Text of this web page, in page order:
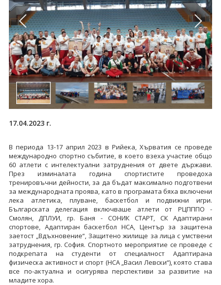
17.04.2023 г.
В периода 13-17 април 2023 в Рийека, Хърватия се проведе
международно спортно събитие, в което взеха участие общо
60 атлети с интелектуални затруднения от двете държави.
През изминалата година спортистите проведоха
тренировъчни дейности, за да бъдат максимално подготвени
за международната проява, като в програмата бяха включени
лека атлетика, плуване, баскетбол и подвижни игри.
Българската делегация включваше атлети от РЦПППО -
Смолян, ДПЛУИ, гр. Баня - СОНИК СТАРТ, СК Адаптирани
спортове, Адаптиран баскетбол НСА, Център за защитена
заетост „Вдъхновение“, Защитено жилище за лица с умствени
затруднения, гр. София. Спортното мероприятие се проведе с
подкрепата на студенти от специалност Адаптирана
физическа активност и спорт (НСА „Васил Левски“), която става
все по-актуална и осигурява перспективи за развитие на
младите хора.